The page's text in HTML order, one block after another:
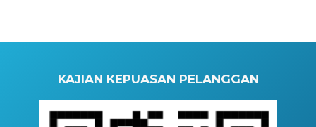
KAJIAN KEPUASAN PELANGGAN